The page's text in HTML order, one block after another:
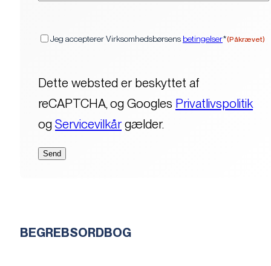
Jeg accepterer Virksomhedsbørsens betingelser*(Påkrævet)
Dette websted er beskyttet af
reCAPTCHA, og Googles Privatlivspolitik
og Servicevilkårgælder.
BEGREBSORDBOG